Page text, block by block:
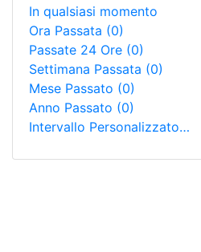
In qualsiasi momento
Ora Passata (0)
Passate 24 Ore (0)
Settimana Passata (0)
Mese Passato (0)
Anno Passato (0)
Intervallo Personalizzato…